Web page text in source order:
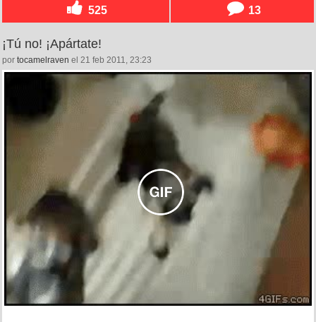
525 13
¡Tú no! ¡Apártate!
por tocamelraven el 21 feb 2011, 23:23